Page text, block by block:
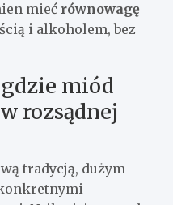
mieć równowagę
i alkoholem, bez
miód
rozsądnej
tradycją, dużym